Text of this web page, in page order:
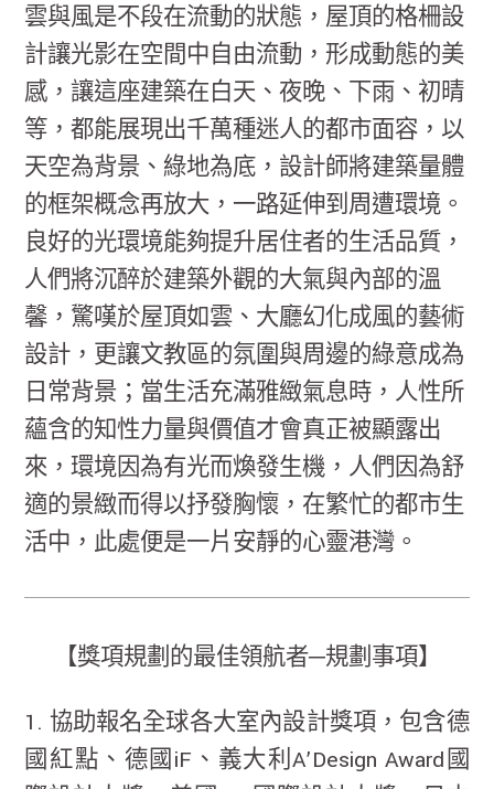
雲與風是不段在流動的狀態，屋頂的格柵設
計讓光影在空間中自由流動，形成動態的美
感，讓這座建築在白天、夜晚、下雨、初晴
等，都能展現出千萬種迷人的都市面容，以
天空為背景、綠地為底，設計師將建築量體
的框架概念再放大，一路延伸到周遭環境。
良好的光環境能夠提升居住者的生活品質，
人們將沉醉於建築外觀的大氣與內部的溫
馨，驚嘆於屋頂如雲、大廳幻化成風的藝術
設計，更讓文教區的氛圍與周邊的綠意成為
日常背景；當生活充滿雅緻氣息時，人性所
蘊含的知性力量與價值才會真正被顯露出
來，環境因為有光而煥發生機，人們因為舒
適的景緻而得以抒發胸懷，在繁忙的都市生
活中，此處便是一片安靜的心靈港灣。
【獎項規劃的最佳領航者─規劃事項】
1. 協助報名全球各大室內設計獎項，包含德
國紅點、德國iF、義大利A’Design Award國